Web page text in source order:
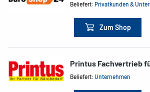
Beliefert:Privatkunden &
Zum Shop
Printus Fachvertrieb
Beliefert:Unternehmen